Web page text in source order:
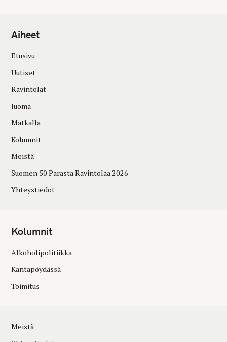
Aiheet
Etusivu
Uutiset
Ravintolat
Juoma
Matkalla
Kolumnit
Meistä
Suomen 50 Parasta Ravintolaa 2026
Yhteystiedot
Kolumnit
Alkoholipolitiikka
Kantapöydässä
Toimitus
Meistä